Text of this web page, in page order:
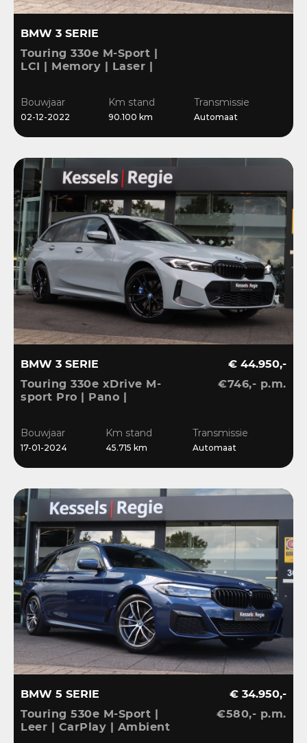
BMW 3 SERIE
Touring 330e M-Sport |
LCI | Memory | Laser |
Camera
Bouwjaar
02-12-2022
Km stand
90.100 km
Transmissie
Automaat
BMW 3 SERIE
Touring 330e xDrive M-
sport Pro | Pano |
Ambient | Sensoren
€ 44.950,-
€746,- p.m.
Bouwjaar
17-01-2024
Km stand
45.715 km
Transmissie
Automaat
BMW 5 SERIE
Touring 530e M-Sport |
Leer | CarPlay | Ambient
€ 34.950,-
€580,- p.m.